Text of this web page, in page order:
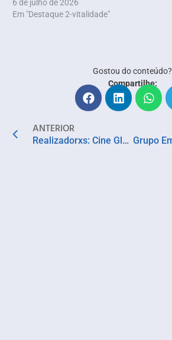
6 de julho de 2026
Em "Destaque 2-vitalidade"
Gostou do conteúdo?
Compartilhe:
ANTERIOR
Realizadorxs: Cine Glauber Rocha recebe estreia de mostra de curtas-metragens nesta segunda (13)